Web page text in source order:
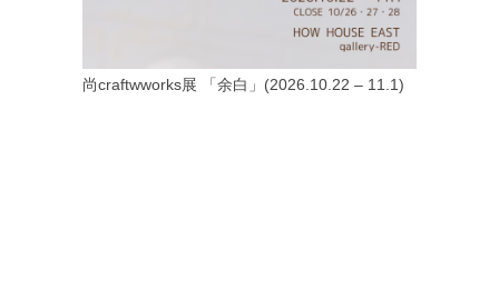
尚craftwworks展 「余白」(2026.10.22 – 11.1)